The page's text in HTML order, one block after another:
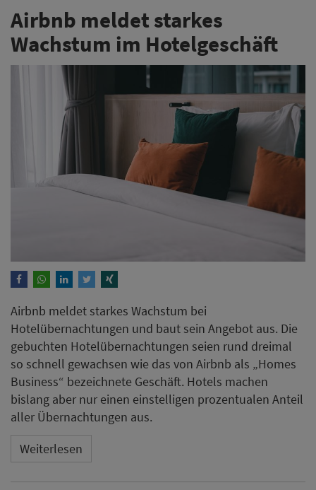
Airbnb meldet starkes
Wachstum im Hotelgeschäft
Airbnb meldet starkes Wachstum bei
Hotelübernachtungen und baut sein Angebot aus. Die
gebuchten Hotelübernachtungen seien rund dreimal
so schnell gewachsen wie das von Airbnb als „Homes
Business“ bezeichnete Geschäft. Hotels machen
bislang aber nur einen einstelligen prozentualen Anteil
aller Übernachtungen aus.
Weiterlesen